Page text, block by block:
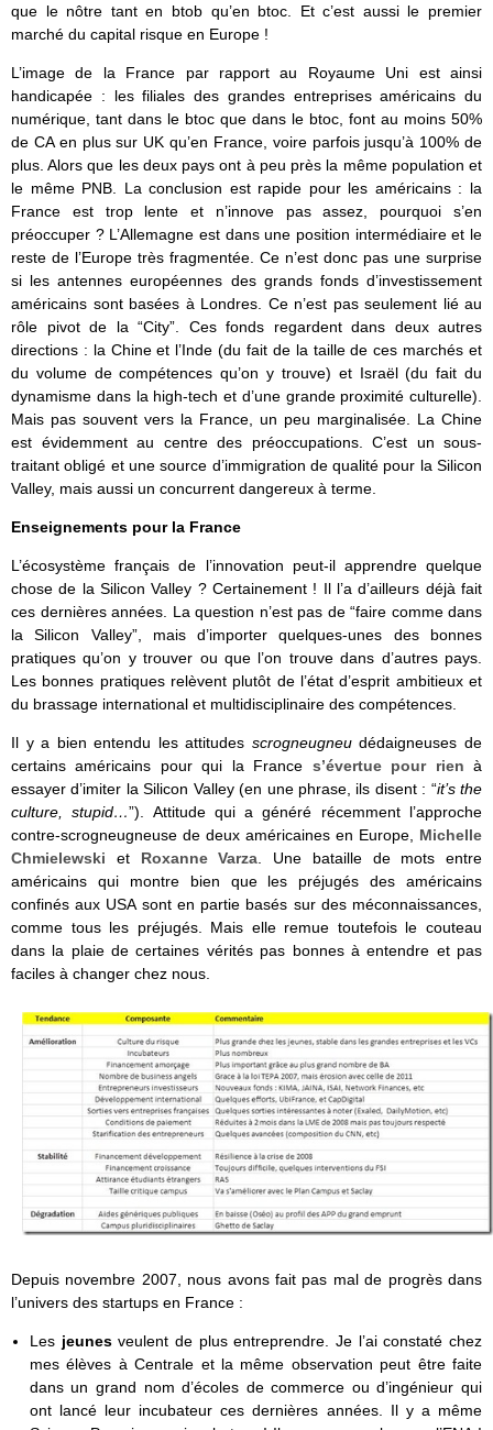
que le nôtre tant en btob qu’en btoc. Et c’est aussi le premier
marché du capital risque en Europe !
L’image de la France par rapport au Royaume Uni est ainsi
handicapée : les filiales des grandes entreprises américains du
numérique, tant dans le btoc que dans le btoc, font au moins 50%
de CA en plus sur UK qu’en France, voire parfois jusqu’à 100% de
plus. Alors que les deux pays ont à peu près la même population et
le même PNB. La conclusion est rapide pour les américains : la
France est trop lente et n’innove pas assez, pourquoi s’en
préoccuper ? L’Allemagne est dans une position intermédiaire et le
reste de l’Europe très fragmentée. Ce n’est donc pas une surprise
si les antennes européennes des grands fonds d’investissement
américains sont basées à Londres. Ce n’est pas seulement lié au
rôle pivot de la “City”. Ces fonds regardent dans deux autres
directions : la Chine et l’Inde (du fait de la taille de ces marchés et
du volume de compétences qu’on y trouve) et Israël (du fait du
dynamisme dans la high-tech et d’une grande proximité culturelle).
Mais pas souvent vers la France, un peu marginalisée. La Chine
est évidemment au centre des préoccupations. C’est un sous-
traitant obligé et une source d’immigration de qualité pour la Silicon
Valley, mais aussi un concurrent dangereux à terme.
Enseignements pour la France
L’écosystème français de l’innovation peut-il apprendre quelque
chose de la Silicon Valley ? Certainement ! Il l’a d’ailleurs déjà fait
ces dernières années. La question n’est pas de “faire comme dans
la Silicon Valley”, mais d’importer quelques-unes des bonnes
pratiques qu’on y trouver ou que l’on trouve dans d’autres pays.
Les bonnes pratiques relèvent plutôt de l’état d’esprit ambitieux et
du brassage international et multidisciplinaire des compétences.
Il y a bien entendu les attitudes scrogneugneudédaigneuses de
certains américains pour qui la France s’évertue pour rien à
essayer d’imiter la Silicon Valley (en une phrase, ils disent : “it’s the
culture, stupid…”). Attitude qui a généré récemment l’approche
contre-scrogneugneuse de deux américaines en Europe, Michelle
Chmielewski et Roxanne Varza . Une bataille de mots entre
américains qui montre bien que les préjugés des américains
confinés aux USA sont en partie basés sur des méconnaissances,
comme tous les préjugés. Mais elle remue toutefois le couteau
dans la plaie de certaines vérités pas bonnes à entendre et pas
faciles à changer chez nous.
Depuis novembre 2007, nous avons fait pas mal de progrès dans
l’univers des startups en France :
Les jeunesveulent de plus entreprendre. Je l’ai constaté chez
mes élèves à Centrale et la même observation peut être faite
dans un grand nom d’écoles de commerce ou d’ingénieur qui
ont lancé leur incubateur ces dernières années. Il y a même